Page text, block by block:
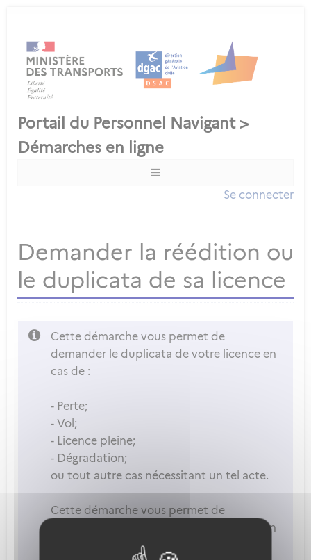
Se connecter
Demander la réédition ou
le duplicata de sa licence
Cette démarche vous permet de
demander le duplicata de votre licence en
cas de :
- Perte;
- Vol;
- Licence pleine;
- Dégradation;
ou tout autre cas nécessitant un tel acte.
Cette démarche vous permet de
demander le duplicata de votre licence en